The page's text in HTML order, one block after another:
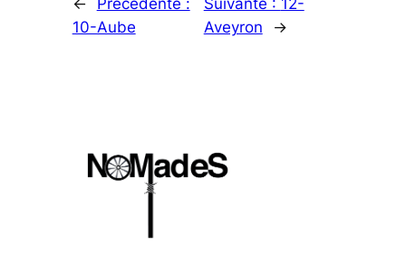
←
Précédente :
10-Aube
Suivante : 12-
Aveyron
→